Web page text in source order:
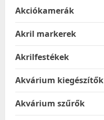
Akciókamerák
Akril markerek
Akrilfestékek
Akvárium kiegészítők
Akvárium szűrők